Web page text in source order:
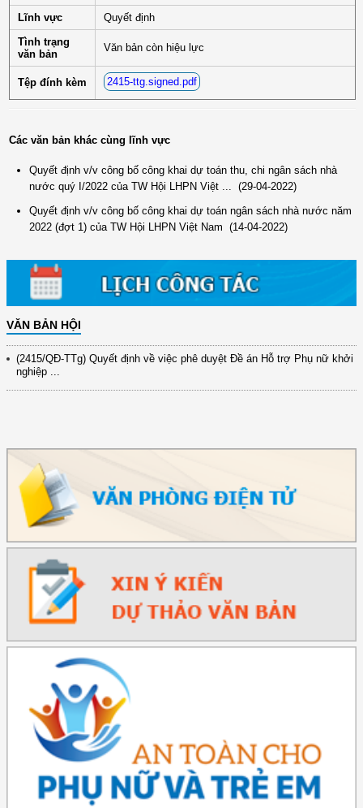
Lĩnh vực
Quyết định
Tình trạng
văn bản
Văn bản còn hiệu lực
Tệp đính kèm 2415-ttg.signed.pdf
Các văn bản khác cùng lĩnh vực
Quyết định v/v công bố công khai dự toán thu, chi ngân sách nhà
nước quý I/2022 của TW Hội LHPN Việt ...
(29-04-2022)
Quyết định v/v công bố công khai dự toán ngân sách nhà nước năm
2022 (đợt 1) của TW Hội LHPN Việt Nam (14-04-2022)
VĂN BẢN HỘI
(12/TB-HĐKH) V/v đăng ký, đề xuất nhiệm vụ Khoa học, công nghệ và
đổi mới ...
(898/KH/ĐCT) Kế hoạch thực hiện Quyết định số 2415/QĐ-TTg ngày
(417/QĐ-BNNMT) Quyết định phê duyệt Chương trình mục tiêu quốc gia
xây dựng ...
9/9/2025 của Bộ ...
(2415/QĐ-TTg) Quyết định về việc phê duyệt Đề án Hỗ trợ Phụ nữ khởi
nghiệp ...